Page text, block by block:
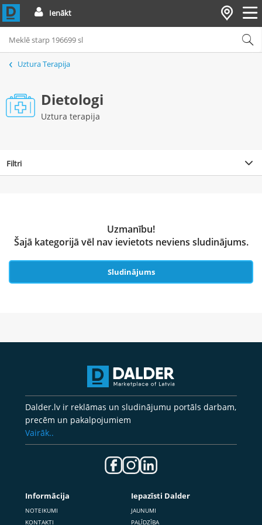
Ienākt
Uztura Terapija
Dietologi
Uztura terapija
Filtri
Uzmanību!
Šajā kategorijā vēl nav ievietots neviens sludinājums.
Sludinājums
Dalder.lv ir reklāmas un sludinājumu portāls darbam,
precēm un pakalpojumiem
Vairāk..
Informācija
NOTEIKUMI
KONTAKTI
Iepazīsti Dalder
JAUNUMI
PALĪDZĪBA